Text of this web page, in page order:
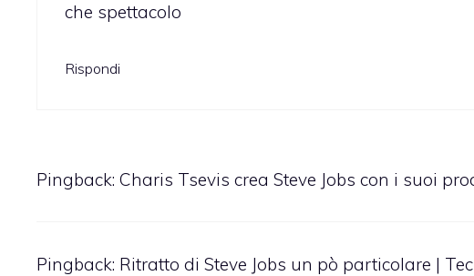
che spettacolo
Rispondi
Pingback: Charis Tsevis crea Steve Jobs con i suoi
Pingback: Ritratto di Steve Jobs un pò particolare |